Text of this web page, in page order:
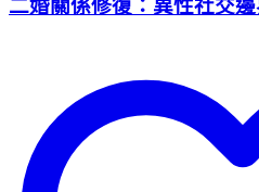
二婚關係修復：異性社交